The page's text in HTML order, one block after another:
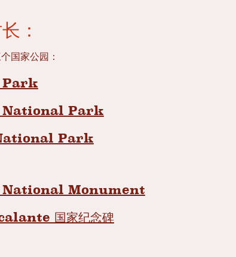
：
国家公园：
Park
National Park
Park
Monument
国家纪念碑